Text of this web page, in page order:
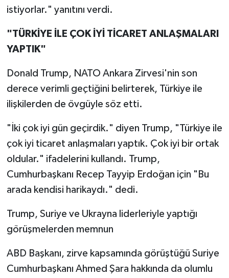
istiyorlar." yanıtını verdi.
"TÜRKİYE İLE ÇOK İYİ TİCARET ANLAŞMALARI
YAPTIK"
Donald Trump, NATO Ankara Zirvesi'nin son
derece verimli geçtiğini belirterek, Türkiye ile
ilişkilerden de övgüyle söz etti.
"İki çok iyi gün geçirdik." diyen Trump, "Türkiye ile
çok iyi ticaret anlaşmaları yaptık. Çok iyi bir ortak
oldular." ifadelerini kullandı. Trump,
Cumhurbaşkanı Recep Tayyip Erdoğan için "Bu
arada kendisi harikaydı." dedi.
Trump, Suriye ve Ukrayna liderleriyle yaptığı
görüşmelerden memnun
ABD Başkanı, zirve kapsamında görüştüğü Suriye
Cumhurbaşkanı Ahmed Şara hakkında da olumlu